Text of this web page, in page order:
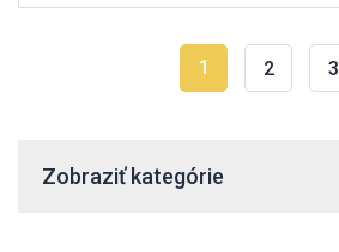
1 2 3
Zobraziť kategórie